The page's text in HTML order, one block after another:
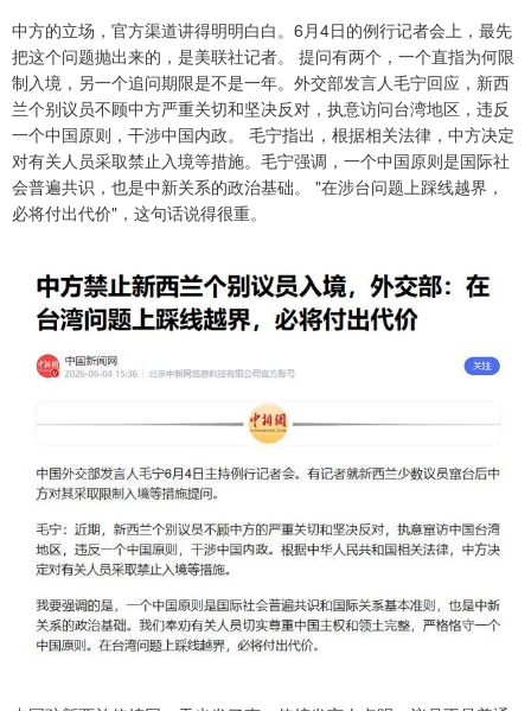
中方的立场，官方渠道讲得明明白白。6月4日的例行记者会上，最先
把这个问题抛出来的，是美联社记者。 提问有两个，一个直指为何限
制入境，另一个追问期限是不是一年。外交部发言人毛宁回应，新西
兰个别议员不顾中方严重关切和坚决反对，执意访问台湾地区，违反
一个中国原则，干涉中国内政。 毛宁指出，根据相关法律，中方决定
对有关人员采取禁止入境等措施。毛宁强调，一个中国原则是国际社
会普遍共识，也是中新关系的政治基础。 "在涉台问题上踩线越界，
必将付出代价"，这句话说得很重。